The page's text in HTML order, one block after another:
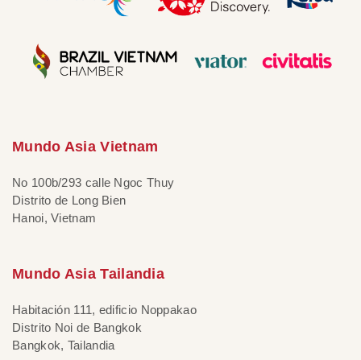
Mundo Asia Vietnam
No 100b/293 calle Ngoc Thuy
Distrito de Long Bien
Hanoi, Vietnam
Mundo Asia Tailandia
Habitación 111, edificio Noppakao
Distrito Noi de Bangkok
Bangkok, Tailandia